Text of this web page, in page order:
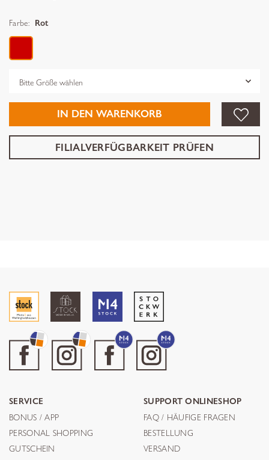
Farbe: Rot
IN DEN WARENKORB
FILIALVERFÜGBARKEIT PRÜFEN
SERVICE
BONUS / APP
PERSONAL SHOPPING
GUTSCHEIN
SUPPORT ONLINESHOP
FAQ / HÄUFIGE FRAGEN
BESTELLUNG
VERSAND